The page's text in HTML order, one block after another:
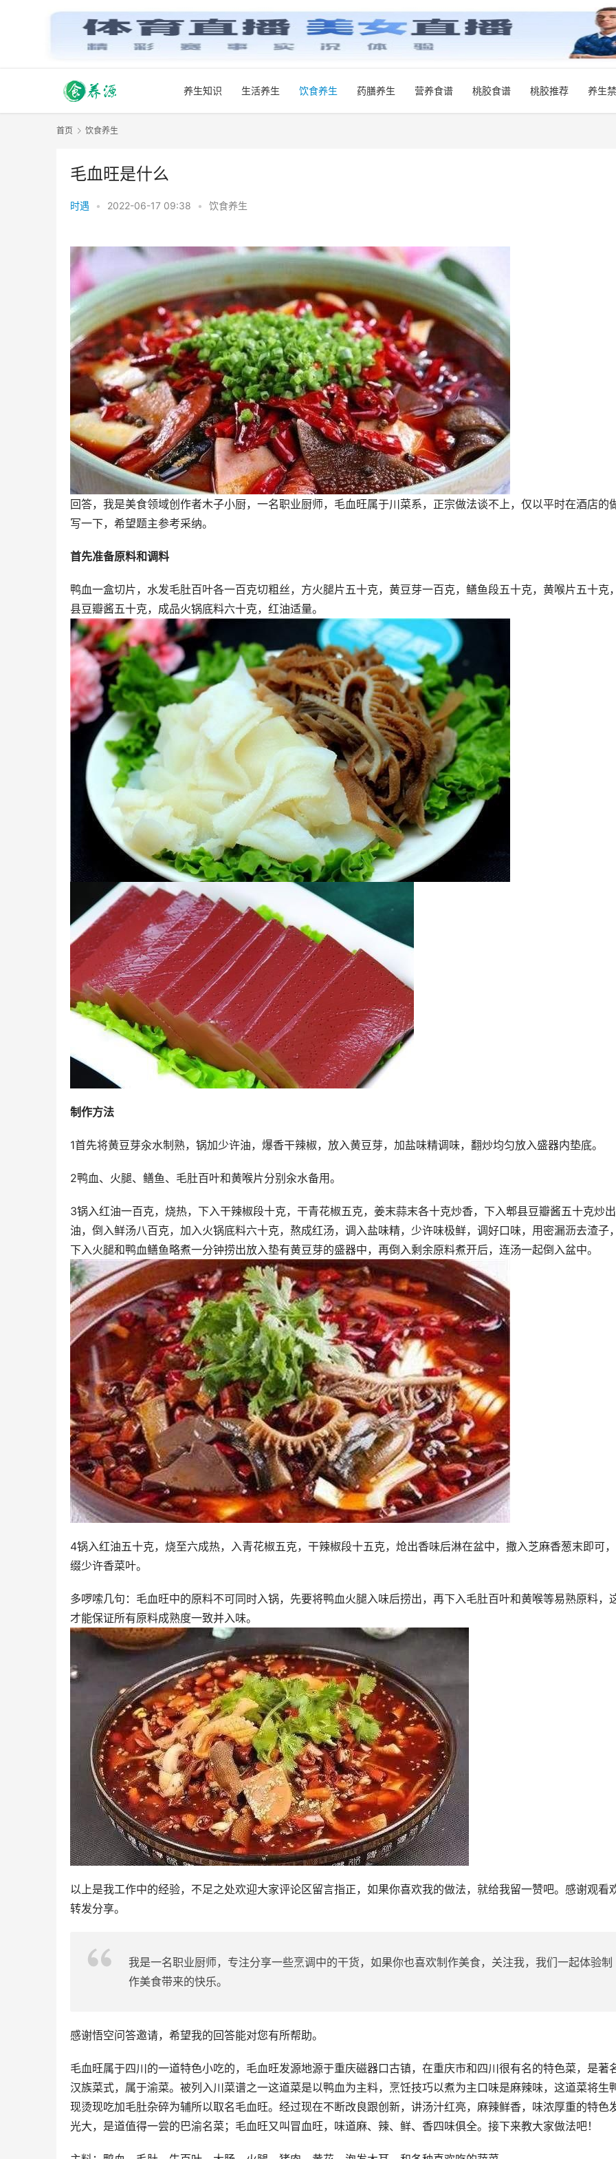
养生知识 生活养生 饮食养生 药膳养生 营养食谱 桃胶食谱 桃胶推荐 养生
首页 饮食养生
毛血旺是什么
时遇 • 2022-06-17 09:38 • 饮食养生
回答，我是美食领域创作者木子小厨，一名职业厨师，毛血旺属于川菜系，正宗做法谈不上，仅以平时在酒店的
写一下，希望题主参考采纳。
首先准备原料和调料
鸭血一盒切片，水发毛肚百叶各一百克切粗丝，方火腿片五十克，黄豆芽一百克，鳝鱼段五十克，黄喉片五十克
县豆瓣酱五十克，成品火锅底料六十克，红油适量。
制作方法
1首先将黄豆芽汆水制熟，锅加少许油，爆香干辣椒，放入黄豆芽，加盐味精调味，翻炒均匀放入盛器内垫底。
2鸭血、火腿、鳝鱼、毛肚百叶和黄喉片分别汆水备用。
3锅入红油一百克，烧热，下入干辣椒段十克，干青花椒五克，姜末蒜末各十克炒香，下入郫县豆瓣酱五十克炒
油，倒入鲜汤八百克，加入火锅底料六十克，熬成红汤，调入盐味精，少许味极鲜，调好口味，用密漏沥去渣子
下入火腿和鸭血鳝鱼略煮一分钟捞出放入垫有黄豆芽的盛器中，再倒入剩余原料煮开后，连汤一起倒入盆中。
4锅入红油五十克，烧至六成热，入青花椒五克，干辣椒段十五克，炝出香味后淋在盆中，撒入芝麻香葱末即可
缀少许香菜叶。
多啰嗦几句：毛血旺中的原料不可同时入锅，先要将鸭血火腿入味后捞出，再下入毛肚百叶和黄喉等易熟原料，
才能保证所有原料成熟度一致并入味。
以上是我工作中的经验，不足之处欢迎大家评论区留言指正，如果你喜欢我的做法，就给我留一赞吧。感谢观看
转发分享。
我是一名职业厨师，专注分享一些烹调中的干货，如果你也喜欢制作美食，关注我，我们一起体验制
作美食带来的快乐。
感谢悟空问答邀请，希望我的回答能对您有所帮助。
毛血旺属于四川的一道特色小吃的，毛血旺发源地源于重庆磁器口古镇，在重庆市和四川很有名的特色菜，是著
汉族菜式，属于渝菜。被列入川菜谱之一这道菜是以鸭血为主料，烹饪技巧以煮为主口味是麻辣味，这道菜将生
现烫现吃加毛肚杂碎为辅所以取名毛血旺。经过现在不断改良跟创新，讲汤汁红亮，麻辣鲜香，味浓厚重的特色
光大，是道值得一尝的巴渝名菜；毛血旺又叫冒血旺，味道麻、辣、鲜、香四味俱全。接下来教大家做法吧！